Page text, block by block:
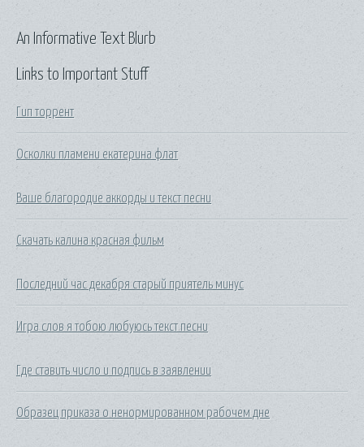
Links to Important Stuff
Гип торрент
Осколки пламени екатерина флат
Ваше благородие аккорды и текст песни
Скачать калина красная фильм
Последний час декабря старый приятель минус
Игра слов я тобою любуюсь текст песни
Где ставить число и подпись в заявлении
Образец приказа о ненормированном рабочем дне
An Informative Text Blurb